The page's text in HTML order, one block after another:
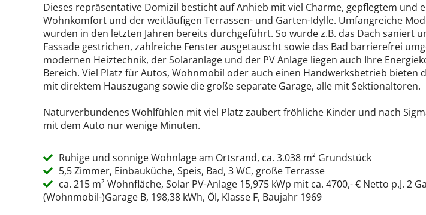
Dieses repräsentative Domizil besticht auf Anhieb mit viel Charme, gepflegtem und
Wohnkomfort und der weitläufigen Terrassen- und Garten-Idylle. Umfangreiche
wurden in den letzten Jahren bereits durchgeführt. So wurde z.B. das Dach saniert
Fassade gestrichen, zahlreiche Fenster ausgetauscht sowie das Bad barrierefrei
modernen Heiztechnik, der Solaranlage und der PV Anlage liegen auch Ihre
Bereich. Viel Platz für Autos, Wohnmobil oder auch einen Handwerksbetrieb bieten
mit direktem Hauszugang sowie die große separate Garage, alle mit Sektionaltoren.
Naturverbundenes Wohlfühlen mit viel Platz zaubert fröhliche Kinder und nach
mit dem Auto nur wenige Minuten.
Ruhige und sonnige Wohnlage am Ortsrand, ca. 3.038 m² Grundstück
5,5 Zimmer, Einbauküche, Speis, Bad, 3 WC, große Terrasse
ca. 215 m² Wohnfläche, Solar PV-Anlage 15,975 kWp mit ca. 4700,- € Netto p.J. 2
(Wohnmobil-)Garage B, 198,38 kWh, Öl, Klasse F, Baujahr 1969